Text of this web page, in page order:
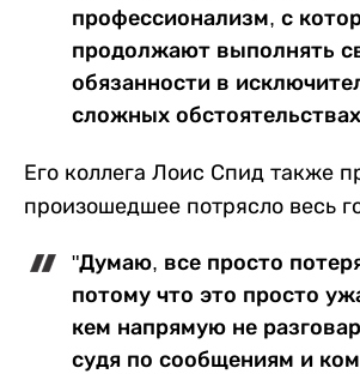
профессионализм, с
продолжают выполнять
обязанности в
сложных
Его коллега Лоис Спид также
произошедшее потрясло весь
"Думаю, все просто
потому что это просто
кем напрямую не
судя по сообщениям и